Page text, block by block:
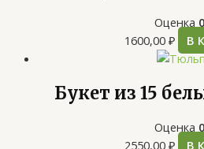
Оценка 0
1600,00 ₽ В
Букет из 15
Оценка 0
2550,00 ₽ В